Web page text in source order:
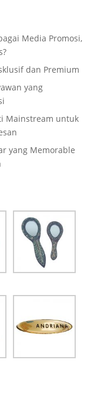
Media Promosi,
dan Premium
yang
Mainstream untuk
yang Memorable